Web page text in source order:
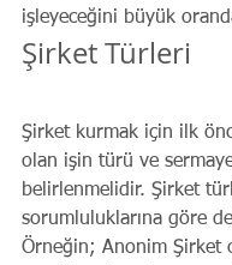
işleyeceğini büyük
Şirket Türleri
Şirket kurmak için ilk
olan işin türü ve
belirlenmelidir. Şirket
sorumluluklarına göre
Örneğin; Anonim Şirket